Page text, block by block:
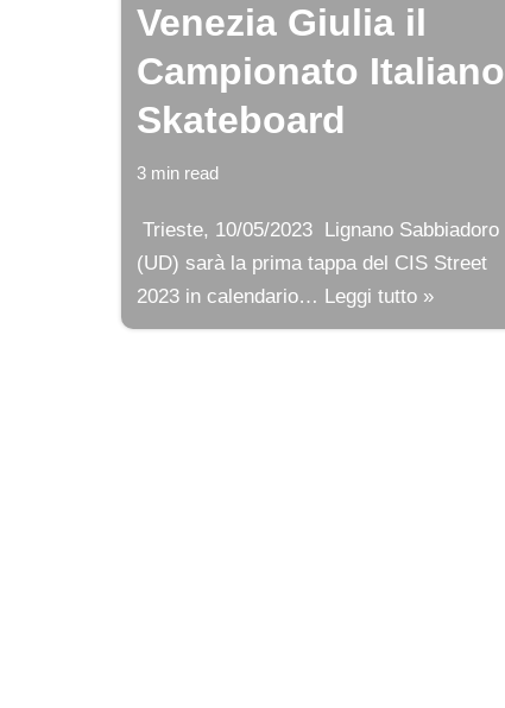
Venezia Giulia il
Campionato Italiano
Skateboard
3 min read
Trieste, 10/05/2023 Lignano Sabbiadoro
(UD) sarà la prima tappa del CIS Street
2023 in calendario… Leggi tutto »